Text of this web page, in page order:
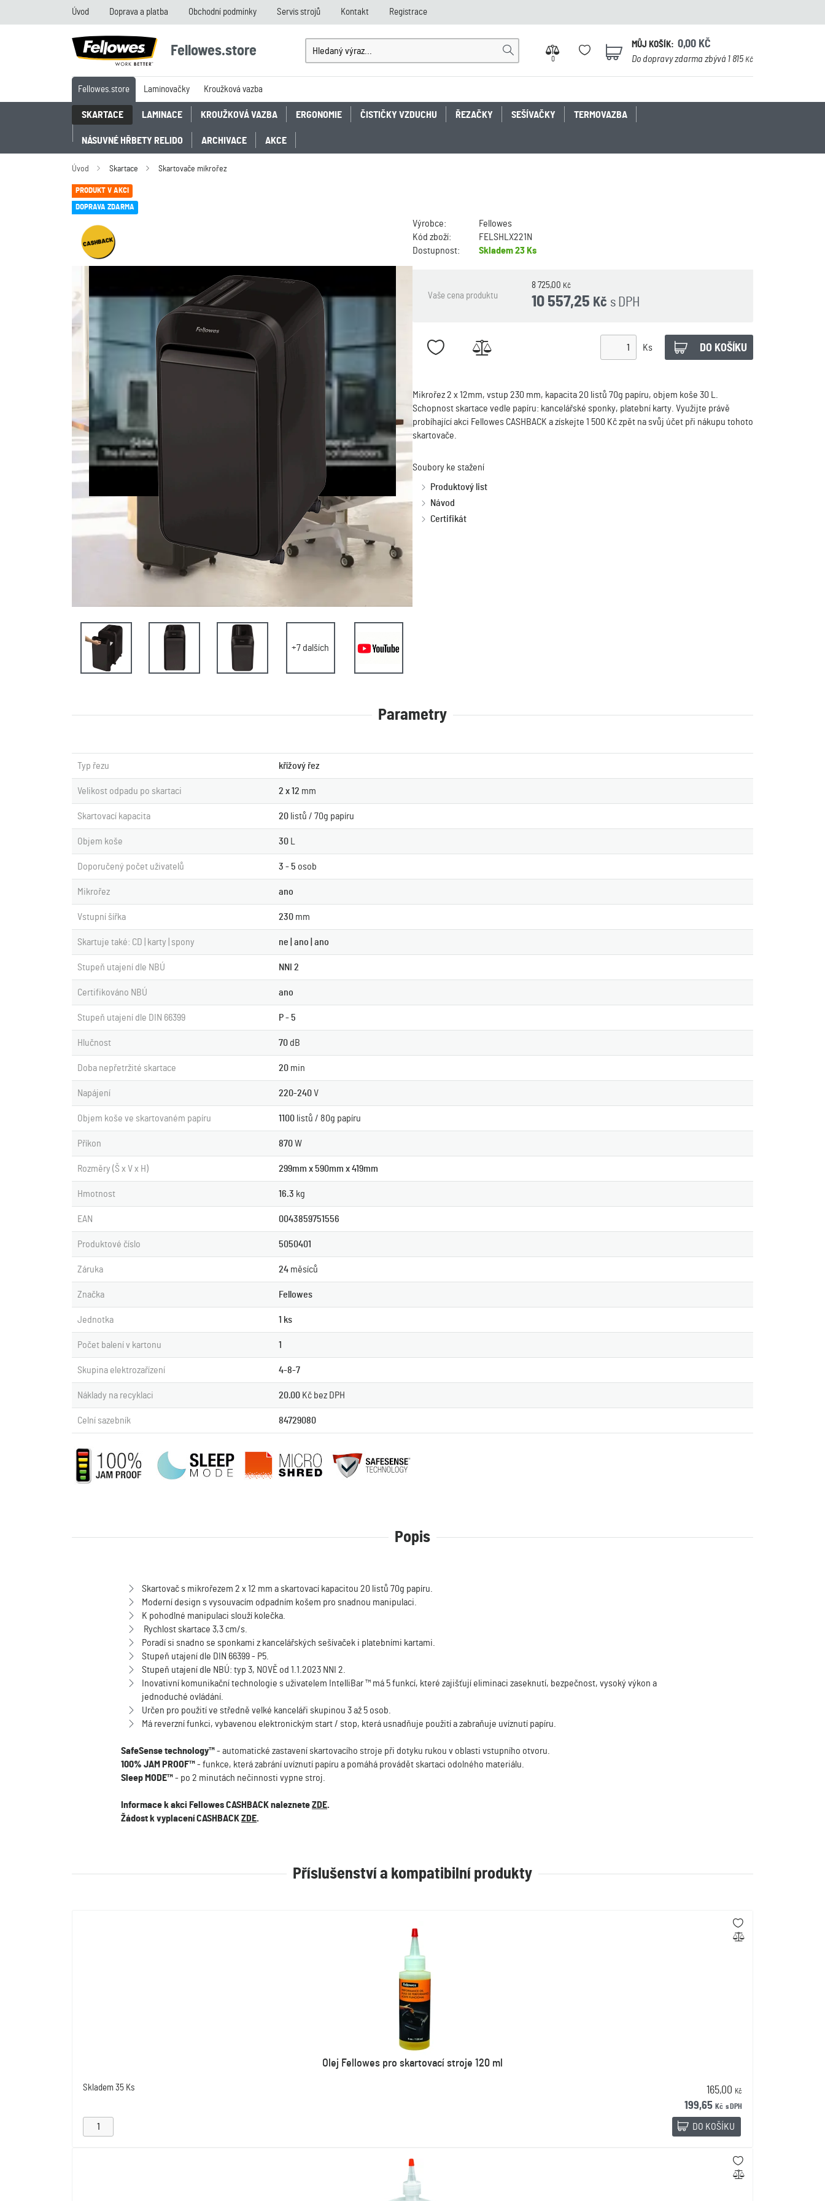
Úvod Doprava a platba Obchodní podmínky Servis strojů Kontakt Registrace
Fellowes.store
0
0
MŮJ KOŠÍK: 0,00 KČ
Do dopravy zdarma zbývá 1 815Kč
Fellowes.store Laminovačky Kroužková vazba
SKARTACE LAMINACE KROUŽKOVÁ VAZBA ERGONOMIE ČISTIČKY VZDUCHU ŘEZAČKY SEŠÍVAČKY TERMOVAZBA
NÁSUVNÉ HŘBETY RELIDO ARCHIVACE AKCE
Úvod Skartace Skartovače mikrořez
PRODUKT V AKCI
DOPRAVA ZDARMA
+7 dalších
Výrobce:
Fellowes
Kód zboží:
FELSHLX221N
Dostupnost:
Skladem23 Ks
Vaše cena produktu
8 725,00 Kč
s DPH
10 557,25 Kč
Ks
Mikrořez 2 x 12mm, vstup 230 mm, kapacita 20 listů 70g papíru, objem koše 30 L.
Schopnost skartace vedle papíru: kancelářské sponky, platební karty. Využijte právě
probíhající akci Fellowes CASHBACK a získejte 1 500 Kč zpět na svůj účet při nákupu tohoto
skartovače.
Soubory ke stažení
Produktový list
Návod
Certifikát
Parametry
Typ řezu křížový řez
Velikost odpadu po skartaci 2 x 12 mm
Skartovací kapacita 20 listů / 70g papíru
Objem koše 30
Doporučený počet uživatelů 3 - 5 osob
Mikrořez ano
Vstupní šířka 230 mm
Skartuje také: CD | karty | spony ne | ano | ano
Stupeň utajení dle NBÚ NNI 2
Certifikováno NBÚ ano
Stupeň utajení dle DIN 66399 P - 5
Hlučnost 70 dB
Doba nepřetržité skartace 20 min
Napájení 220-240 V
Objem koše ve skartovaném papíru 1100 listů / 80g papíru
Příkon 870 W
Rozměry (Š x V x H) 299mm x 590mm x 419mm
Hmotnost 16.3 kg
EAN 0043859751556
Produktové číslo 5050401
Záruka 24 měsíců
Značka Fellowes
Jednotka 1 ks
Počet balení v kartonu 1
Skupina elektrozařízení 4-8-7
Náklady na recyklaci 20.00 Kč bez DPH
Celní sazebník 84729080
Popis
Skartovač s mikrořezem 2 x 12 mm a skartovací kapacitou 20 listů 70g papíru.
Moderní design s vysouvacím odpadním košem pro snadnou manipulaci.
K pohodlné manipulaci slouží kolečka.
Rychlost skartace 3,3 cm/s.
Poradí si snadno se sponkami z kancelářských sešívaček i platebními kartami.
Stupeň utajení dle DIN 66399 - P5.
Stupeň utajení dle NBÚ: typ 3, NOVĚ od 1.1.2023 NNI 2.
Inovativní komunikační technologie s uživatelem IntelliBar ™ má 5 funkcí, které zajišťují eliminaci zaseknutí, bezpečnost, vysoký výkon a
jednoduché ovládání.
Určen pro použití ve středně velké kanceláři skupinou 3 až 5 osob.
Má reverzní funkci, vybavenou elektronickým start / stop, která usnadňuje použití a zabraňuje uvíznutí papíru.
SafeSense technology™- automatické zastavení skartovacího stroje při dotyku rukou v oblasti vstupního otvoru.
100% JAM PROOF™- funkce, která zabrání uvíznutí papíru a pomáhá provádět skartaci odolného materiálu.
Sleep MODE™- po 2 minutách nečinnosti vypne stroj.
Informace k akci Fellowes CASHBACK nalezneteZDE.
Žádost k vyplacení CASHBACKZDE.
Příslušenství a kompatibilní produkty
Olej Fellowes pro skartovací stroje 120 ml
Skladem 35 Ks 165,00 Kč
199,65 Kč s DPH
DO KOŠÍKU